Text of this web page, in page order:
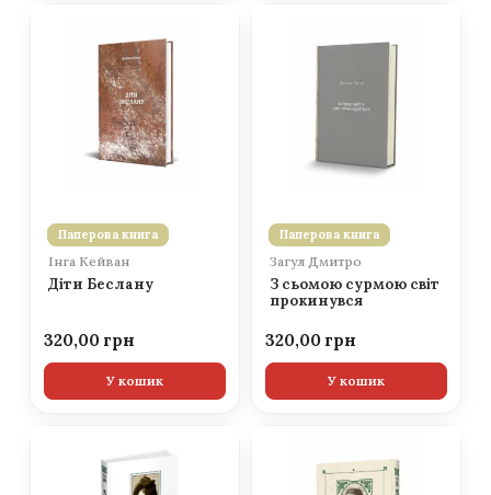
Паперова книга
Інга Кейван
Діти Беслану
320,00
У кошик
Паперова книга
Загул Дмитро
З сьомою сурмою світ
прокинувся
320,00
У кошик